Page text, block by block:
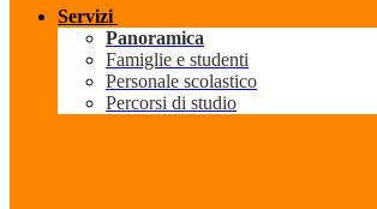
Servizi
Panoramica
Famiglie e studenti
Personale scolastico
Percorsi di studio